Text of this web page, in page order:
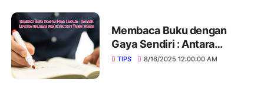
Membaca Buku dengan
Gaya Sendiri : Antara
Lipatan Halaman dan
TIPS 8/16/2025 12:00:00 AM